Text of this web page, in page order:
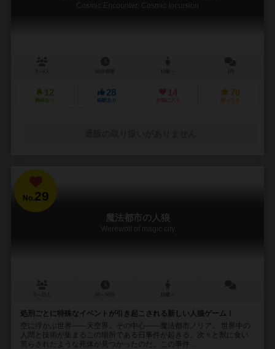
Cosmic Encounter: Cosmic Incursion
12
興味あり
28
経験あり
14
お気に入り
70
持ってる
No.29
魔法都市の人狼
Werewolf of magic city
処刑ごとに特殊なイベントが引き起こされる新しい人狼ゲーム！
空に浮かぶ世界――天空界。その中心――魔法都市ノリア。 世界中の
人間と技術が集まるこの場所である日事件が起きる。次々と獣に食い
荒らされたような死体が見つかったのだ。この事件...